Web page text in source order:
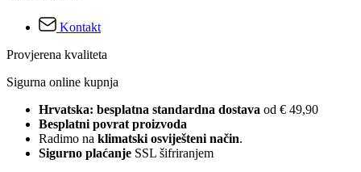
Kontakt
Provjerena kvaliteta
Sigurna online kupnja
Hrvatska: besplatna standardna dostava od € 49,90
Besplatni povrat proizvoda
Radimo na klimatski osviješteni način.
Sigurno plaćanje SSL šifriranjem